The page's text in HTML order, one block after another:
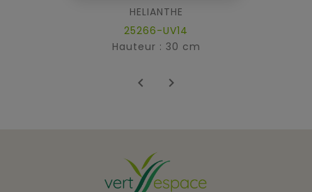
HELIANTHE
25266-UV14
Hauteur : 30 cm
 